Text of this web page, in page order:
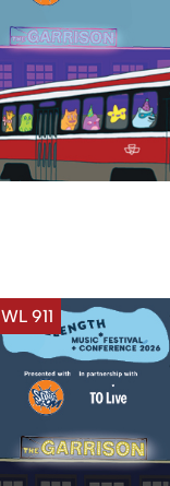
WL 911